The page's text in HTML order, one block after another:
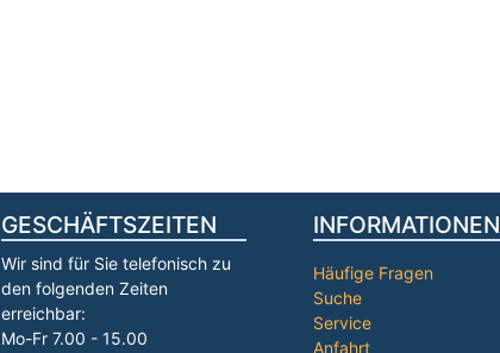
GESCHÄFTSZEITEN
Wir sind für Sie telefonisch zu
den folgenden Zeiten
erreichbar:
Mo-Fr 7.00 - 15.00
INFORMATIONEN
Häufige Fragen
Suche
Service
Anfahrt